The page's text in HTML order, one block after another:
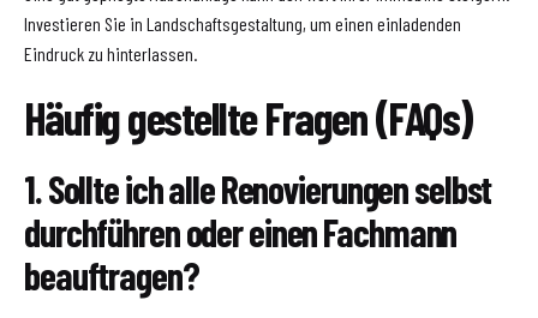
Investieren Sie in Landschaftsgestaltung, um einen einladenden
Eindruck zu hinterlassen.
Häufig gestellte Fragen (FAQs)
1. Sollte ich alle Renovierungen selbst
durchführen oder einen Fachmann
beauftragen?